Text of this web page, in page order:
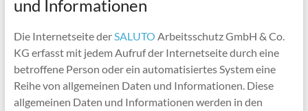
und Informationen
Die Internetseite derSALUTO Arbeitsschutz GmbH & Co.
KG erfasst mit jedem Aufruf der Internetseite durch eine
betroffene Person oder ein automatisiertes System eine
Reihe von allgemeinen Daten und Informationen. Diese
allgemeinen Daten und Informationen werden in den